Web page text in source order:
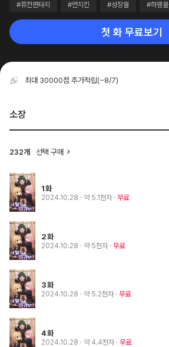
#퓨전판타지 #먼치킨 #성장물 #하렘물
첫 화 무료보기
최대 30000점 추가적립(~8/7)
소장
232개 선택 구매
1화
2024.10.28 · 약 5.1천자 무료
2화
2024.10.28 · 약 5천자 무료
3화
2024.10.28 · 약 5.2천자 무료
4화
2024.10.28 · 약 4.4천자 무료